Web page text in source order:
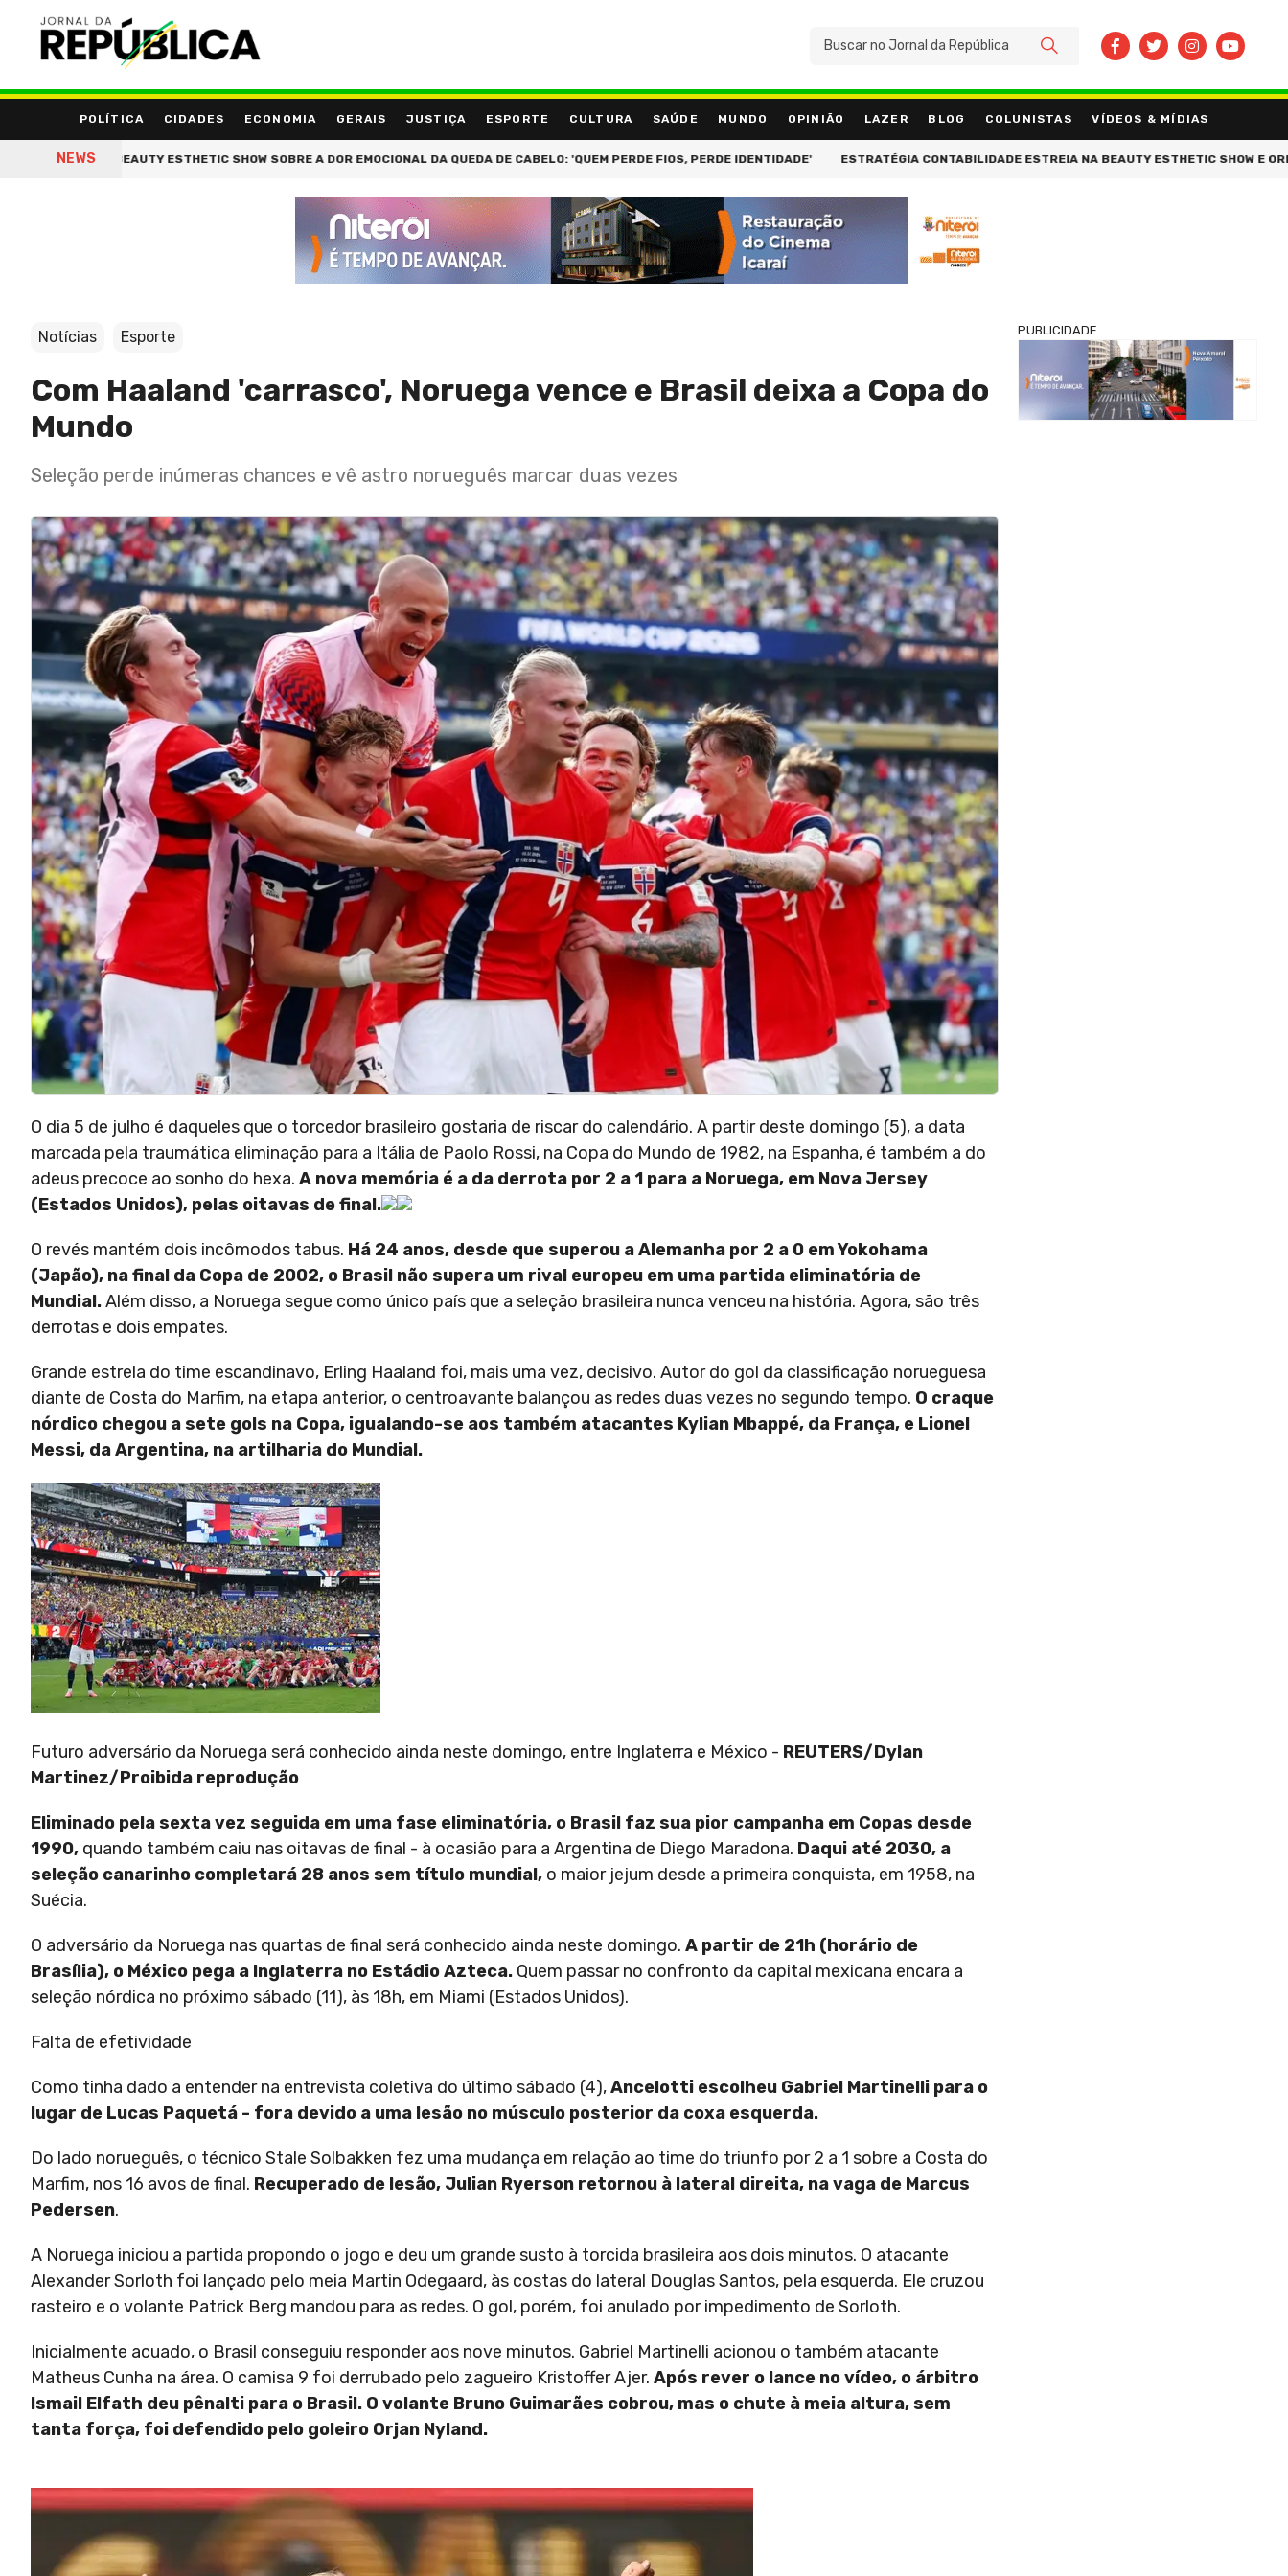
POLÍTICA CIDADES ECONOMIA GERAIS JUSTIÇA ESPORTE CULTURA SAÚDE MUNDO OPINIÃO LAZER BLOG COLUNISTAS VÍDEOS & MÍDIAS
NEWS
BEAUTY ESTHETIC SHOW SOBRE A DOR EMOCIONAL DA QUEDA DE CABELO: 'QUEM PERDE FIOS, PERDE IDENTIDADE' ESTRATÉGIA CONTABILIDADE ESTREIA NA BEAUTY ESTHETIC SHOW E ORIENTA
BUSCAR
Notícias Esporte
Com Haaland 'carrasco', Noruega vence e Brasil deixa a Copa do
Mundo
Seleção perde inúmeras chances e vê astro norueguês marcar duas vezes
O dia 5 de julho é daqueles que o torcedor brasileiro gostaria de riscar do calendário. A partir deste domingo (5), a data
marcada pela traumática eliminação para a Itália de Paolo Rossi, na Copa do Mundo de 1982, na Espanha, é também a do
adeus precoce ao sonho do hexa. A nova memória é a da derrota por 2 a 1 para a Noruega, em Nova Jersey
(Estados Unidos), pelas oitavas de final.
O revés mantém dois incômodos tabus. Há 24 anos, desde que superou a Alemanha por 2 a 0 em Yokohama
(Japão), na final da Copa de 2002, o Brasil não supera um rival europeu em uma partida eliminatória de
Mundial.Além disso, a Noruega segue como único país que a seleção brasileira nunca venceu na história. Agora, são três
derrotas e dois empates.
Grande estrela do time escandinavo, Erling Haaland foi, mais uma vez, decisivo. Autor do gol da classificação norueguesa
diante de Costa do Marfim, na etapa anterior, o centroavante balançou as redes duas vezes no segundo tempo. O craque
nórdico chegou a sete gols na Copa, igualando-se aos também atacantes Kylian Mbappé, da França, e Lionel
Messi, da Argentina, na artilharia do Mundial.
Futuro adversário da Noruega será conhecido ainda neste domingo, entre Inglaterra e México - REUTERS/Dylan
Martinez/Proibida reprodução
Eliminado pela sexta vez seguida em uma fase eliminatória, o Brasil faz sua pior campanha em Copas desde
1990, quando também caiu nas oitavas de final - à ocasião para a Argentina de Diego Maradona. Daqui até 2030, a
seleção canarinho completará 28 anos sem título mundial, o maior jejum desde a primeira conquista, em 1958, na
Suécia.
O adversário da Noruega nas quartas de final será conhecido ainda neste domingo. A partir de 21h (horário de
Brasília), o México pega a Inglaterra no Estádio Azteca. Quem passar no confronto da capital mexicana encara a
seleção nórdica no próximo sábado (11), às 18h, em Miami (Estados Unidos).
Falta de efetividade
Como tinha dado a entender na entrevista coletiva do último sábado (4),Ancelotti escolheu Gabriel Martinelli para o
lugar de Lucas Paquetá - fora devido a uma lesão no músculo posterior da coxa esquerda.
Do lado norueguês, o técnico Stale Solbakken fez uma mudança em relação ao time do triunfo por 2 a 1 sobre a Costa do
Marfim, nos 16 avos de final. Recuperado de lesão, Julian Ryerson retornou à lateral direita, na vaga de Marcus
Pedersen.
A Noruega iniciou a partida propondo o jogo e deu um grande susto à torcida brasileira aos dois minutos. O atacante
Alexander Sorloth foi lançado pelo meia Martin Odegaard, às costas do lateral Douglas Santos, pela esquerda. Ele cruzou
rasteiro e o volante Patrick Berg mandou para as redes. O gol, porém, foi anulado por impedimento de Sorloth.
Inicialmente acuado, o Brasil conseguiu responder aos nove minutos. Gabriel Martinelli acionou o também atacante
Matheus Cunha na área. O camisa 9 foi derrubado pelo zagueiro Kristoffer Ajer. Após rever o lance no vídeo, o árbitro
Ismail Elfath deu pênalti para o Brasil. O volante Bruno Guimarães cobrou, mas o chute à meia altura, sem
tanta força, foi defendido pelo goleiro Orjan Nyland.
PUBLICIDADE